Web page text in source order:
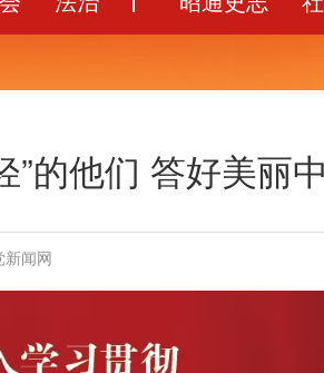
”的他们 答好美丽
新闻网